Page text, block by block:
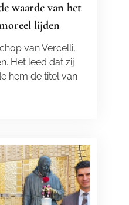
waarde van het
lijden
van Vercelli,
Het leed dat zij
hem de titel van